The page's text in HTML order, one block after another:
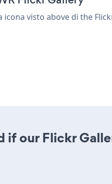
icona visto above di the
if our Flickr